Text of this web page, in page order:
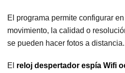
El programa permite configurar
movimiento, la calidad o
se pueden hacer fotos a distancia.
El reloj despertador espía Wifi